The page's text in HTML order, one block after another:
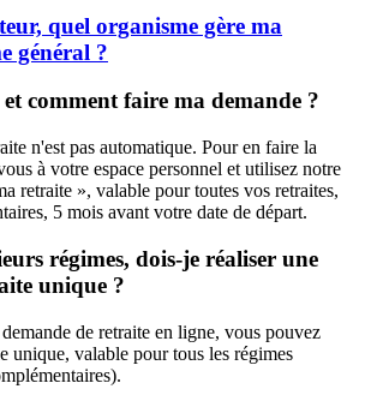
quel organisme gère ma
général ?
comment faire ma demande ?
n'est pas automatique. Pour en faire la
à votre espace personnel et utilisez notre
retraite », valable pour toutes vos retraites,
5 mois avant votre date de départ.
régimes, dois-je réaliser une
unique ?
de retraite en ligne, vous pouvez
unique, valable pour tous les régimes